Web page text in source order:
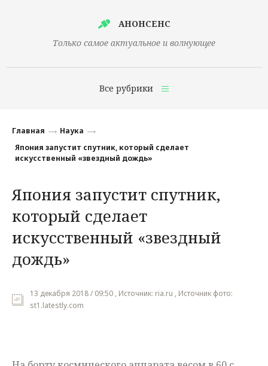
АНОНСЕНС
Только самое актуальное и волнующее
Все рубрики
Финансы
Наука
Культура
Общество
Политика
Происшествия
Главная
Наука
Япония запустит спутник, который сделает
искусственный «звездный дождь»
Япония запустит спутник,
который сделает
искусственный «звездный
дождь»
13 декабря 2018 / 09:50 , Источник: ria.ru , Источник фото:
st1.latestly.com